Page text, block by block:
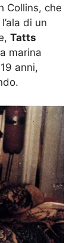
Collins, che
di un
Tatts
marina
anni,